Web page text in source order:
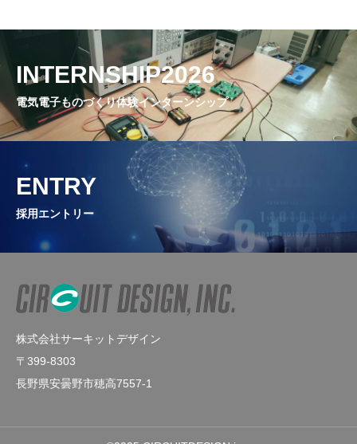
INTERNSHIP2026
電気電子ものづくり体験インターンシップ
ENTRY
採用エントリー
株式会社サーキットデザイン
〒399-8303
長野県安曇野市穂高7557-1